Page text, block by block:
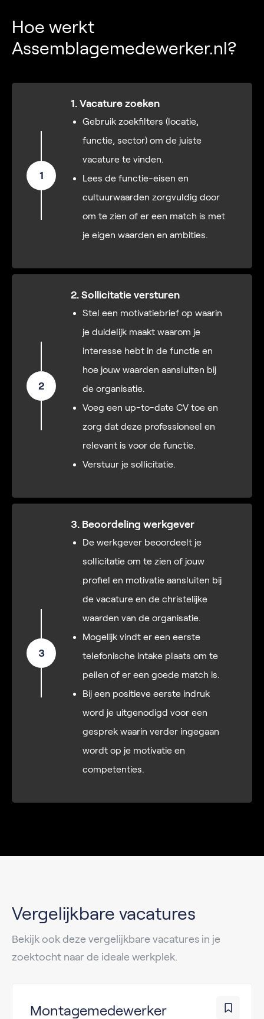
Hoe werkt
Assemblagemedewerker.nl?
1
1. Vacature zoeken
Gebruik zoekfilters (locatie,
functie, sector) om de juiste
vacature te vinden.
Lees de functie-eisen en
cultuurwaarden zorgvuldig door
om te zien of er een match is met
je eigen waarden en ambities.
2
2. Sollicitatie versturen
Stel een motivatiebrief op waarin
je duidelijk maakt waarom je
interesse hebt in de functie en
hoe jouw waarden aansluiten bij
de organisatie.
Voeg een up-to-date CV toe en
zorg dat deze professioneel en
relevant is voor de functie.
Verstuur je sollicitatie.
3
3. Beoordeling werkgever
De werkgever beoordeelt je
sollicitatie om te zien of jouw
profiel en motivatie aansluiten bij
de vacature en de christelijke
waarden van de organisatie.
Mogelijk vindt er een eerste
telefonische intake plaats om te
peilen of er een goede match is.
Bij een positieve eerste indruk
word je uitgenodigd voor een
gesprek waarin verder ingegaan
wordt op je motivatie en
competenties.
Vergelijkbare vacatures
Bekijk ook deze vergelijkbare vacatures in je
zoektocht naar de ideale werkplek.
Montagemedewerker